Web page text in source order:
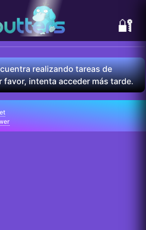
🔐
realizando tareas de
intenta acceder más tarde.